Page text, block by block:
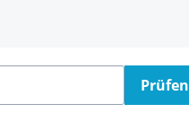
Prüfen